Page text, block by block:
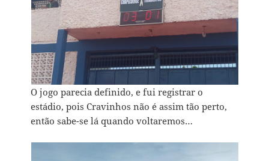
O jogo parecia definido, e fui registrar o
estádio, pois Cravinhos não é assim tão perto,
então sabe-se lá quando voltaremos…